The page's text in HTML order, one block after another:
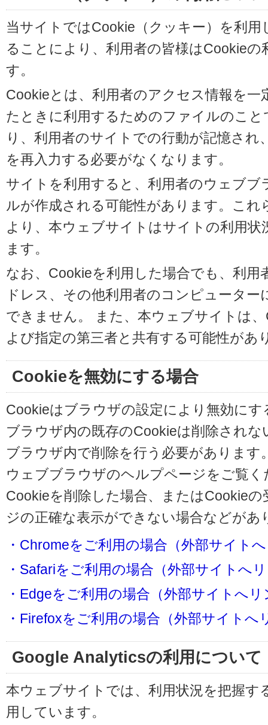
当サイトではCookie（クッキー）を利
ることにより、利用者の皆様はCookie
す。
Cookieとは、利用者のアクセス情報を
たときに利用するためのファイルのこ
り、利用者のサイトでの行動が記憶さ
を再入力する必要がなくなります。
サイトを利用すると、利用者のウェブ
ルが作成される可能性があります。こ
より、本ウェブサイトはサイトの利用
ます。
なお、Cookieを利用した場合でも、利用
ドレス、その他利用者のコンピュータ
できません。 また、本ウェブサイトは
よび指定の第三者と共有する可能性があ
Cookieを無効にする場合
Cookieはブラウザの設定により無効に
ブラウザ内の既存のCookieは削除され
ブラウザ内で削除を行う必要があります
ウェブブラウザのヘルプページをご覧く
Cookieを削除した場合、またはCookie
ジの正確な表示ができない場合などが
・Chromeをご利用の場合（外部サイト
・Safariをご利用の場合（外部サイトへ
・Edgeをご利用の場合（外部サイトへリ
・Firefoxをご利用の場合（外部サイトへ
Google Analyticsの利用について
本ウェブサイトでは、利用状況を把握す
用しています。